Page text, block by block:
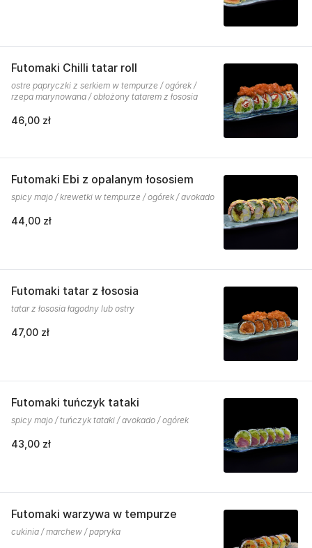
Futomaki Chilli tatar roll
ostre papryczki z serkiem w tempurze / ogórek /
rzepa marynowana / obłożony tatarem z łososia
46,00 zł
Futomaki Ebi z opalanym łososiem
spicy majo / krewetki w tempurze / ogórek / avokado
44,00 zł
Futomaki tatar z łososia
tatar z łososia łagodny lub ostry
47,00 zł
Futomaki tuńczyk tataki
spicy majo / tuńczyk tataki / avokado / ogórek
43,00 zł
Futomaki warzywa w tempurze
cukinia / marchew / papryka